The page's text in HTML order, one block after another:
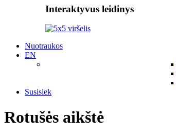
Interaktyvus leidinys
Nuotraukos
EN
Susisiek
Rotušės aikštė